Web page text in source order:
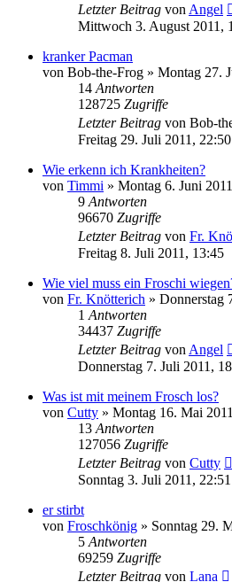
Letzter Beitrag von Angel
Mittwoch 3. August 2011,
kranker Pacman
von Bob-the-Frog » Montag 27.
14 Antworten
128725 Zugriffe
Letzter Beitrag von Bob-
Freitag 29. Juli 2011, 22:50
Wie erkenn ich Krankheiten?
von Timmi » Montag 6. Juni
9 Antworten
96670 Zugriffe
Letzter Beitrag von Fr.
Freitag 8. Juli 2011, 13:45
Wie viel muss ein Froschi
von Fr. Knötterich » Donnerstag
1 Antworten
34437 Zugriffe
Letzter Beitrag von Angel
Donnerstag 7. Juli 2011,
Was ist mit meinem Frosch los?
von Cutty » Montag 16. Mai
13 Antworten
127056 Zugriffe
Letzter Beitrag von Cutty
Sonntag 3. Juli 2011, 22:51
er stirbt
von Froschkönig » Sonntag 29.
5 Antworten
69259 Zugriffe
Letzter Beitrag von Lana